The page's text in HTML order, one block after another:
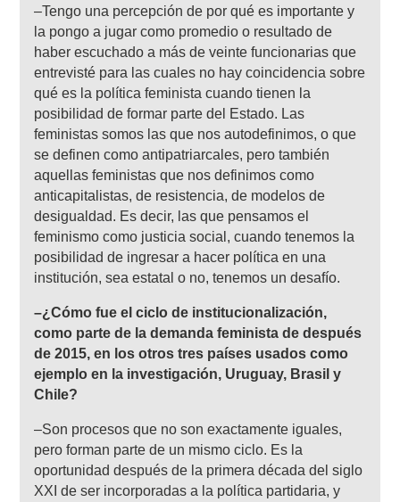
–Tengo una percepción de por qué es importante y
la pongo a jugar como promedio o resultado de
haber escuchado a más de veinte funcionarias que
entrevisté para las cuales no hay coincidencia sobre
qué es la política feminista cuando tienen la
posibilidad de formar parte del Estado. Las
feministas somos las que nos autodefinimos, o que
se definen como antipatriarcales, pero también
aquellas feministas que nos definimos como
anticapitalistas, de resistencia, de modelos de
desigualdad. Es decir, las que pensamos el
feminismo como justicia social, cuando tenemos la
posibilidad de ingresar a hacer política en una
institución, sea estatal o no, tenemos un desafío.
–¿Cómo fue el ciclo de institucionalización,
como parte de la demanda feminista de después
de 2015, en los otros tres países usados como
ejemplo en la investigación, Uruguay, Brasil y
Chile?
–Son procesos que no son exactamente iguales,
pero forman parte de un mismo ciclo. Es la
oportunidad después de la primera década del siglo
XXI de ser incorporadas a la política partidaria, y